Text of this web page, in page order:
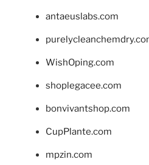
antaeuslabs.com
WishOping.com
shoplegacee.com
bonvivantshop.com
CupPlante.com
mpzin.com